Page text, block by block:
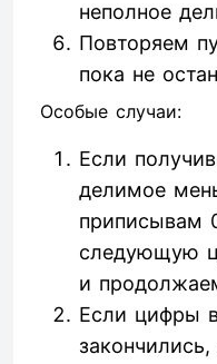
неполное
Повторяем
пока не
Особые случаи:
Если
делимое
приписывам
следующую
и
Если цифры